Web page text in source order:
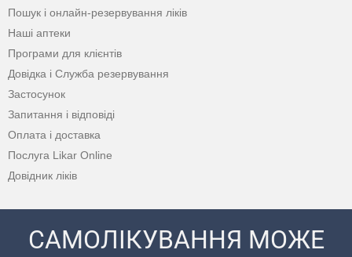
Пошук і онлайн-резервування ліків
Наші аптеки
Програми для клієнтів
Довідка і Служба резервування
Застосунок
Запитання і відповіді
Оплата і доставка
Послуга Likar Online
Довідник ліків
САМОЛІКУВАННЯ МОЖЕ